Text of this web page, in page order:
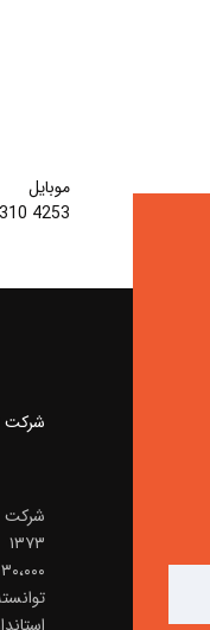
موبایل
4253
شرکت
شرکت